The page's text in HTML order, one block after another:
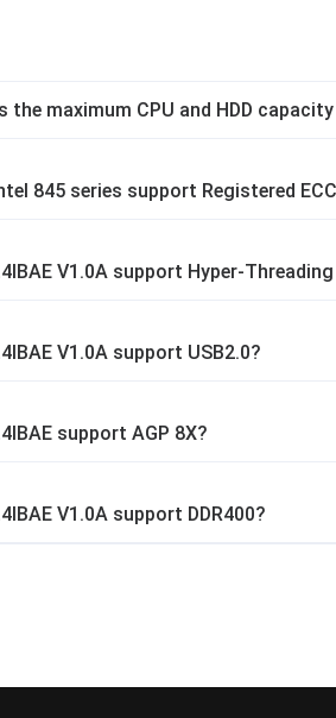
the maximum CPU and HDD
845 series support Registered
V1.0A support Hyper-
V1.0A support USB2.0?
support AGP 8X?
V1.0A support DDR400?